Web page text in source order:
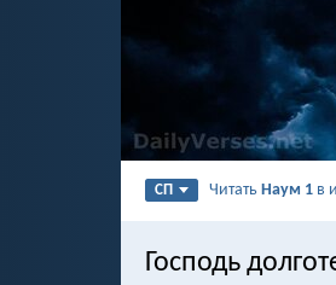
СП ЧитатьНаум 1 в
Господь